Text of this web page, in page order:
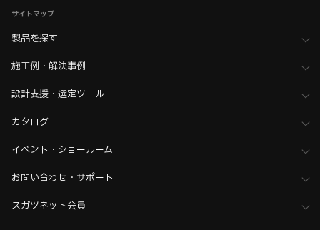
サイトマップ
製品を探す
施工例・解決事例
設計支援・選定ツール
カタログ
イベント・ショールーム
お問い合わせ・サポート
スガツネット会員